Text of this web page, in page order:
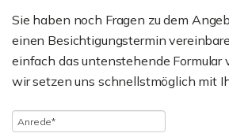
Sie haben noch Fragen zu dem
einen Besichtigungstermin
einfach das untenstehende Formular
wir setzen uns schnellstmöglich mit